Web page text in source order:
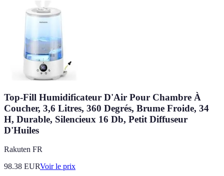
Top-Fill Humidificateur D'Air Pour Chambre À
Coucher, 3,6 Litres, 360 Degrés, Brume Froide, 34
H, Durable, Silencieux 16 Db, Petit Diffuseur
D'Huiles
Rakuten FR
98.38 EURVoir le prix